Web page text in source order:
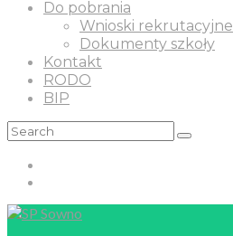
Do pobrania
Wnioski rekrutacyjne
Dokumenty szkoły
Kontakt
RODO
BIP